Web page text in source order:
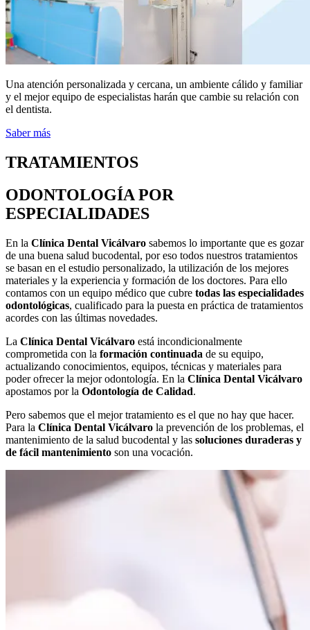
Una atención personalizada y cercana, un ambiente cálido y familiar
y el mejor equipo de especialistas harán que cambie su relación con
el dentista.
Saber más
TRATAMIENTOS
ODONTOLOGÍA POR
ESPECIALIDADES
En la Clínica Dental Vicálvaro sabemos lo importante que es gozar
de una buena salud bucodental, por eso todos nuestros tratamientos
se basan en el estudio personalizado, la utilización de los mejores
materiales y la experiencia y formación de los doctores. Para ello
contamos con un equipo médico que cubre todas las especialidades
odontológicas, cualificado para la puesta en práctica de tratamientos
acordes con las últimas novedades.
La Clínica Dental Vicálvaro está incondicionalmente
comprometida con la formación continuada de su equipo,
actualizando conocimientos, equipos, técnicas y materiales para
poder ofrecer la mejor odontología. En la Clínica Dental Vicálvaro
apostamos por la Odontología de Calidad.
Pero sabemos que el mejor tratamiento es el que no hay que hacer.
Para la Clínica Dental Vicálvaro la prevención de los problemas, el
mantenimiento de la salud bucodental y las soluciones duraderas y
de fácil mantenimiento son una vocación.